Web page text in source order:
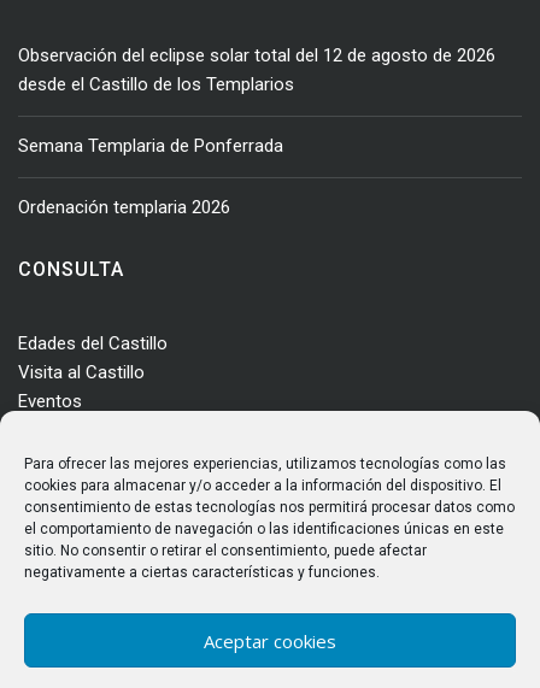
Para ofrecer las mejores experiencias, utilizamos tecnologías como las
cookies para almacenar y/o acceder a la información del dispositivo. El
consentimiento de estas tecnologías nos permitirá procesar datos como
el comportamiento de navegación o las identificaciones únicas en este
sitio. No consentir o retirar el consentimiento, puede afectar
negativamente a ciertas características y funciones.
Aceptar cookies
Observación del eclipse solar total del 12 de agosto de 2026
desde el Castillo de los Templarios
Semana Templaria de Ponferrada
Ordenación templaria 2026
CONSULTA
Edades del Castillo
Visita al Castillo
Eventos
Enclave
Más información
Consultas
Horarios y tarifas